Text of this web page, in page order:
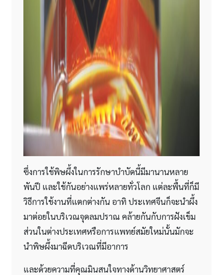
ซึ่งการใช้พิษผึ้งในการรักษาบำบัดนี้มีมานานหลาย
พันปี และใช้กันอย่างแพร่หลายทั่วโลก แต่ละพื้นที่ก็มี
วิธีการใช้งานที่แตกต่างกัน อาทิ ประเทศจีนก็จะนำผึ้ง
มาต่อยในบริเวณจุดลมปราณ คล้ายกันกับการฝังเข็ม
ส่วนในต่างประเทศหรือการแพทย์สมัยใหม่นั้นมักจะ
นำพิษผึ้งมาฉีดบริเวณที่มีอาการ
และด้วยความที่คุณมินสนใจทางด้านวิทยาศาสตร์